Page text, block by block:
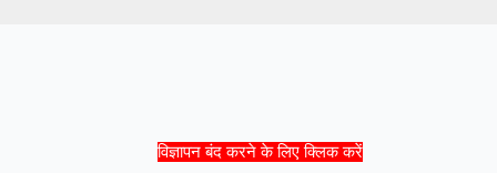
विज्ञापन बंद करने के लिए क्लिक करें